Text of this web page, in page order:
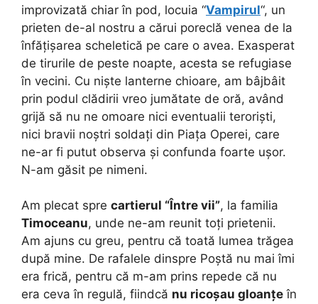
improvizată chiar în pod, locuia “Vampirul“, un
prieten de-al nostru a cărui poreclă venea de la
înfățișarea scheletică pe care o avea. Exasperat
de tirurile de peste noapte, acesta se refugiase
în vecini. Cu niște lanterne chioare, am bâjbâit
prin podul clădirii vreo jumătate de oră, având
grijă să nu ne omoare nici eventualii teroriști,
nici bravii noștri soldați din Piața Operei, care
ne-ar fi putut observa și confunda foarte ușor.
N-am găsit pe nimeni.
Am plecat spre cartierul “Între vii”, la familia
Timoceanu, unde ne-am reunit toți prietenii.
Am ajuns cu greu, pentru că toată lumea trăgea
după mine. De rafalele dinspre Poștă nu mai îmi
era frică, pentru că m-am prins repede că nu
era ceva în regulă, fiindcă nu ricoșau gloanțe în